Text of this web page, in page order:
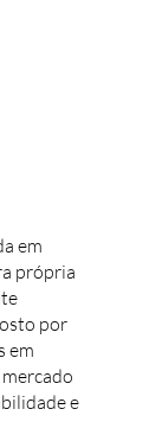
em
própria
por
em
e